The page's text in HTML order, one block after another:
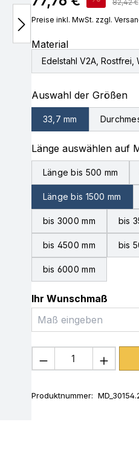
82,42 €
Preise inkl. MwSt. zzgl.
Material
Edelstahl V2A, Rostfrei,
Auswahl der Größen
33,7 mm
Länge auswählen auf
Länge bis 500 mm
Länge bis 1500 mm
bis 3000 mm bis
bis 4500 mm bis
bis 6000 mm
Ihr Wunschmaß
Produkt
Produktnummer: